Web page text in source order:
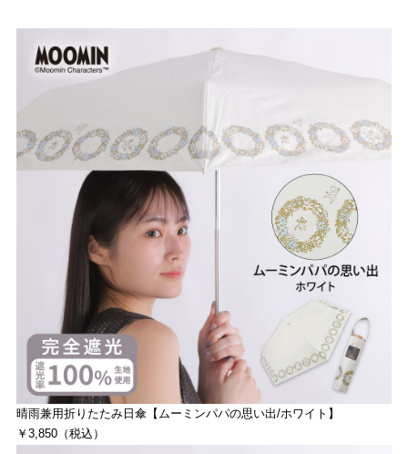
晴雨兼用折りたたみ日傘【ムーミンパパの思い出/ホワイト】
￥3,850（税込）